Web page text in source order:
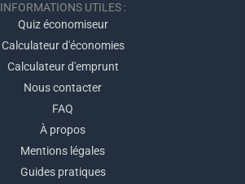
INFORMATIONS UTILES :
Quiz économiseur
Calculateur d'économies
Calculateur d'emprunt
Nous contacter
FAQ
À propos
Mentions légales
Guides pratiques